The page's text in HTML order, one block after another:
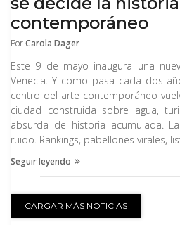
contemporáneo
PorCarola Dager
Este 9 de mayo inaugura una
Venecia. Y como pasa cada dos
centro del arte contemporáneo
ciudad construida sobre agua,
absurda de historia acumulada.
ruido. Rankings, pabellones virales,
Seguir leyendo
CARGAR MÁS NOTICIAS